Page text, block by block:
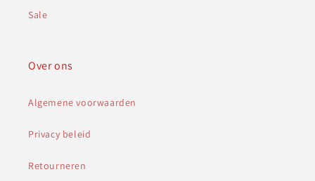
Sale
Over ons
Algemene voorwaarden
Privacy beleid
Retourneren